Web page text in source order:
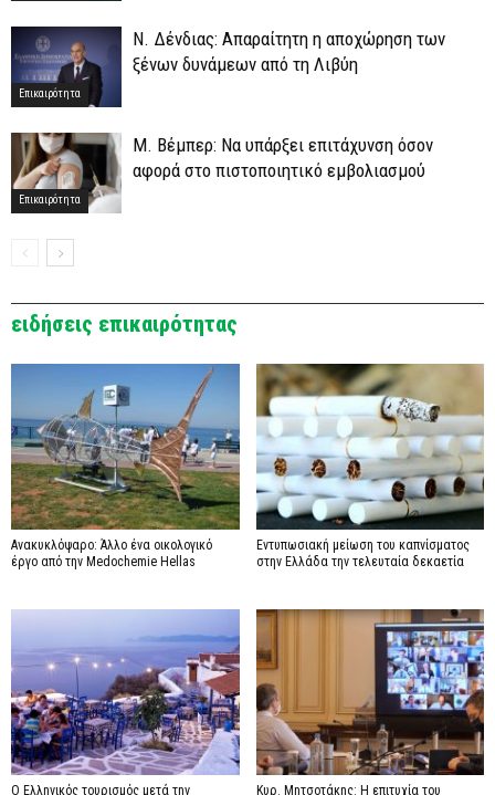
Επικαιρότητα
Ν. Δένδιας: Απαραίτητη η αποχώρηση των
ξένων δυνάμεων από τη Λιβύη
Επικαιρότητα
Μ. Βέμπερ: Να υπάρξει επιτάχυνση όσον
αφορά στο πιστοποιητικό εμβολιασμού
ειδήσεις επικαιρότητας
Ανακυκλόψαρο: Άλλο ένα οικολογικό
έργο από την Medochemie Hellas
Εντυπωσιακή μείωση του καπνίσματος
στην Ελλάδα την τελευταία δεκαετία
Ο Ελληνικός τουρισμός μετά την Κυρ. Μητσοτάκης: Η επιτυχία του